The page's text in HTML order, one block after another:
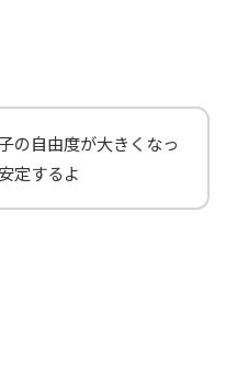
の自由度が大きくなっ
定するよ